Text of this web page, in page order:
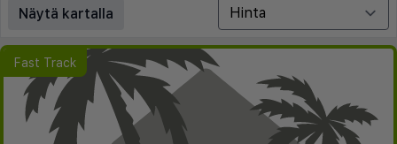
Näytä kartalla